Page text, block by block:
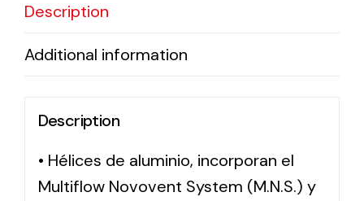
Description
Additional information
Description
• Hélices de aluminio, incorporan el
Multiflow Novovent System (M.N.S.) y